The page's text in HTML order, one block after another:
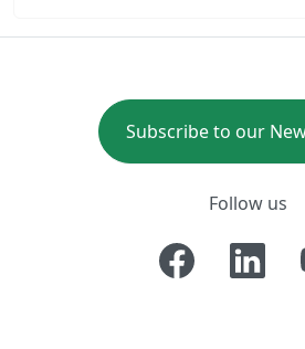
Subscribe to our
Follow us